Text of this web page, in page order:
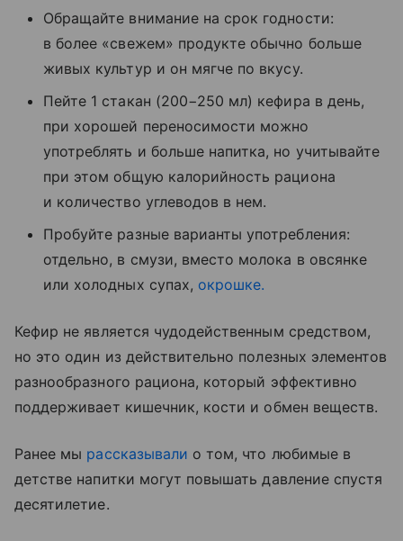
Обращайте внимание на срок годности:
в более «свежем» продукте обычно больше
живых культур и он мягче по вкусу.
Пейте 1 стакан (200−250 мл) кефира в день,
при хорошей переносимости можно
употреблять и больше напитка, но учитывайте
при этом общую калорийность рациона
и количество углеводов в нем.
Пробуйте разные варианты употребления:
отдельно, в смузи, вместо молока в овсянке
или холодных супах, окрошке.
Кефир не является чудодейственным средством,
но это один из действительно полезных элементов
разнообразного рациона, который эффективно
поддерживает кишечник, кости и обмен веществ.
Ранее мы рассказывали о том, что любимые в
детстве напитки могут повышать давление спустя
десятилетие.